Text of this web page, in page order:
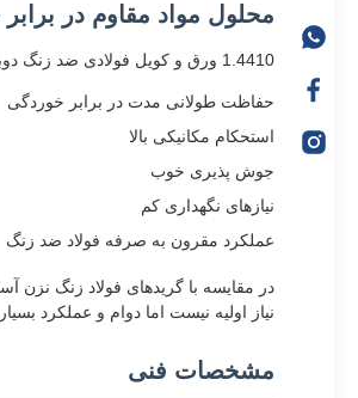
محلول مواد مقاوم در
1.4410 ورق و کویل فولادی ضد زنگ دوبلکس راه حلی بهینه برای صنایعی ارائه می دهد که به موارد زیر نیاز دارند:
حفاظت طولانی مدت در برابر خوردگی
استحکام مکانیکی بالا
جوش پذیری خوب
نیازهای نگهداری کم
عملکرد مقرون به صرفه فولاد ضد زنگ
نیاز اولیه نیست اما دوام و عملکرد
مشخصات فنی